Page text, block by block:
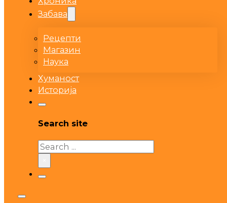
Забава
Рецепти
Магазин
Наука
Хуманост
Историја
Search site
Search